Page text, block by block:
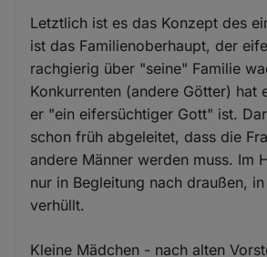
Letztlich ist es das Konzept des
ist das Familienoberhaupt, der
rachgierig über "seine" Familie
Konkurrenten (andere Götter) hat
er "ein eifersüchtiger Gott" ist.
schon früh abgeleitet, dass die
andere Männer werden muss. Im
nur in Begleitung nach draußen,
verhüllt.
Kleine Mädchen - nach alten